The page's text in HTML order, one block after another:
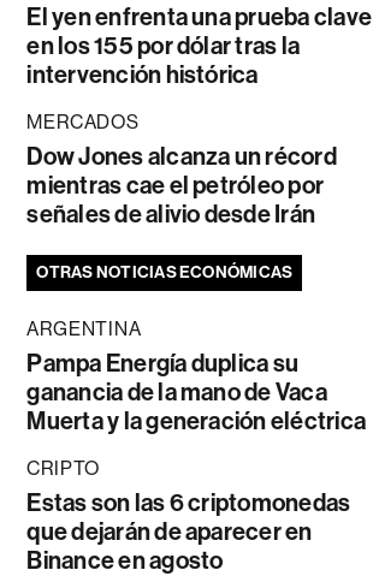
El yen enfrenta una prueba clave
en los 155 por dólar tras la
intervención histórica
MERCADOS
Dow Jones alcanza un récord
mientras cae el petróleo por
señales de alivio desde Irán
OTRAS NOTICIAS ECONÓMICAS
ARGENTINA
Pampa Energía duplica su
ganancia de la mano de Vaca
Muerta y la generación eléctrica
CRIPTO
Estas son las 6 criptomonedas
que dejarán de aparecer en
Binance en agosto